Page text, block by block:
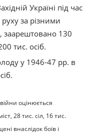
Україні під час
за різними
заарештовано 130
тис. осіб.
у 1946-47 рр. в
оцінюється
28 тис. сіл, 16 тис.
внаслідок боїв і